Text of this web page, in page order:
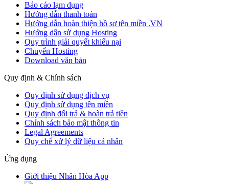
Báo cáo lạm dụng
Hướng dẫn thanh toán
Hướng dẫn hoàn thiện hồ sơ tên miền .VN
Hướng dẫn sử dụng Hosting
Quy trình giải quyết khiếu nại
Chuyển Hosting
Download văn bản
Quy định & Chính sách
Quy định sử dụng dịch vụ
Quy định sử dụng tên miền
Quy định đổi trả & hoàn trả tiền
Chính sách bảo mật thông tin
Legal Agreements
Quy chế xử lý dữ liệu cá nhân
Ứng dụng
Giới thiệu Nhân Hòa App